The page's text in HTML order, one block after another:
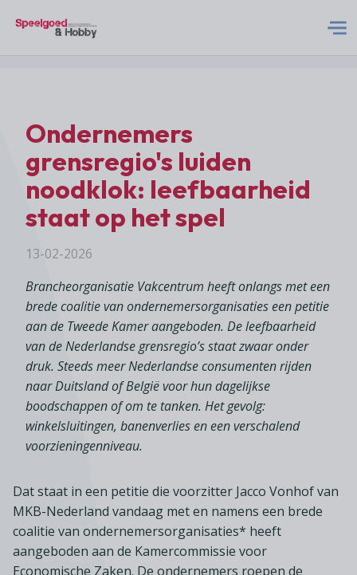
Nieuws
Abonneren
Acties
Contact
Ondernemers
grensregio's luiden
noodklok: leefbaarheid
staat op het spel
13-02-2026
Brancheorganisatie Vakcentrum heeft onlangs met een
brede coalitie van ondernemersorganisaties een petitie
aan de Tweede Kamer aangeboden. De leefbaarheid
van de Nederlandse grensregio’s staat zwaar onder
druk. Steeds meer Nederlandse consumenten rijden
naar Duitsland of België voor hun dagelijkse
boodschappen of om te tanken. Het gevolg:
winkelsluitingen, banenverlies en een verschalend
voorzieningenniveau.
Dat staat in een petitie die voorzitter Jacco Vonhof van
MKB-Nederland vandaag met en namens een brede
coalitie van ondernemersorganisaties* heeft
aangeboden aan de Kamercommissie voor
Economische Zaken. De ondernemers roepen de